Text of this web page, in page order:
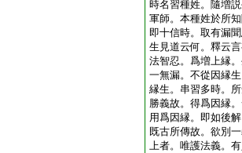
時名習種姓。隨増
軍師。本種姓於所
即十信時。取有漏
生見道云何。釋云
法智忍。爲増上縁
一無漏。不從因縁
縁生。串習多時。
勝義故。得爲因縁
用爲因縁。即如後
既古所傳故。欲別
上者。唯護法義。